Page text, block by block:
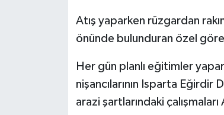
Atış yaparken rüzgardan
önünde bulunduran özel
Her gün planlı eğitimler
nişancılarının Isparta
arazi şartlarındaki